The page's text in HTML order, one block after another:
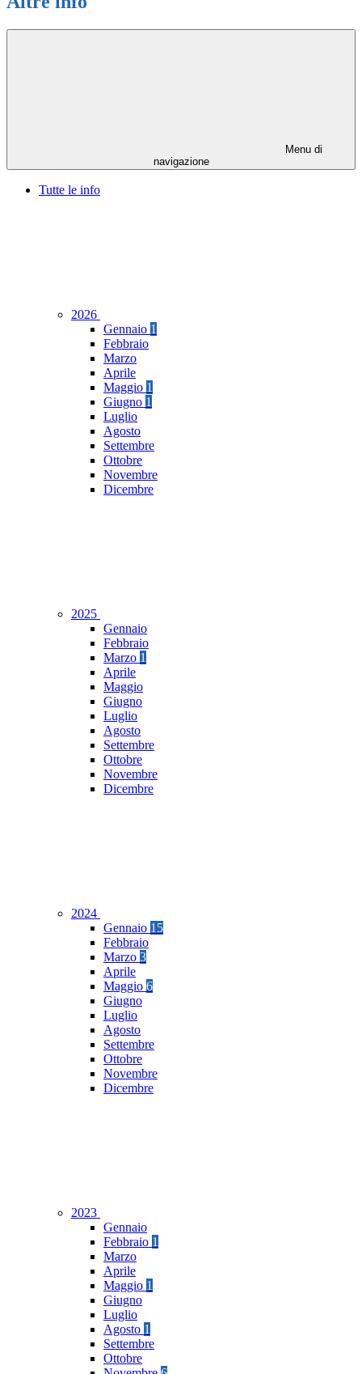
Menu di
navigazione
Tutte le info
2026
Gennaio 1
Febbraio
Marzo
Aprile
Maggio 1
Giugno 1
Luglio
Agosto
Settembre
Ottobre
Novembre
Dicembre
2025
Gennaio
Febbraio
Marzo 1
Aprile
Maggio
Giugno
Luglio
Agosto
Settembre
Ottobre
Novembre
Dicembre
2024
Gennaio 15
Febbraio
Marzo 3
Aprile
Maggio 6
Giugno
Luglio
Agosto
Settembre
Ottobre
Novembre
Dicembre
2023
Gennaio
Febbraio 1
Marzo
Aprile
Maggio 1
Giugno
Luglio
Agosto 1
Settembre
Ottobre